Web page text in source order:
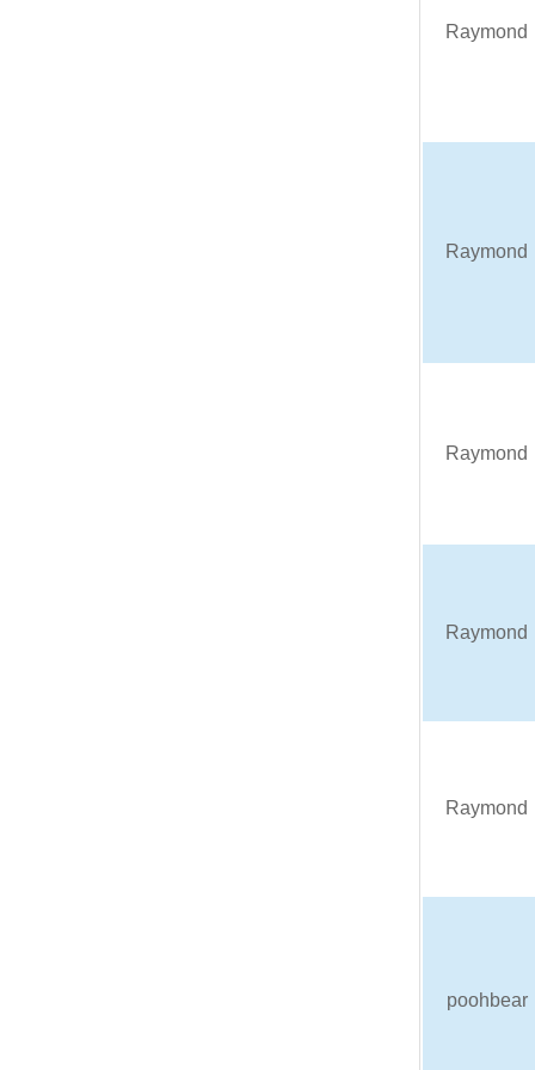
Raymond
Raymond
Raymond
Raymond
Raymond
poohbear